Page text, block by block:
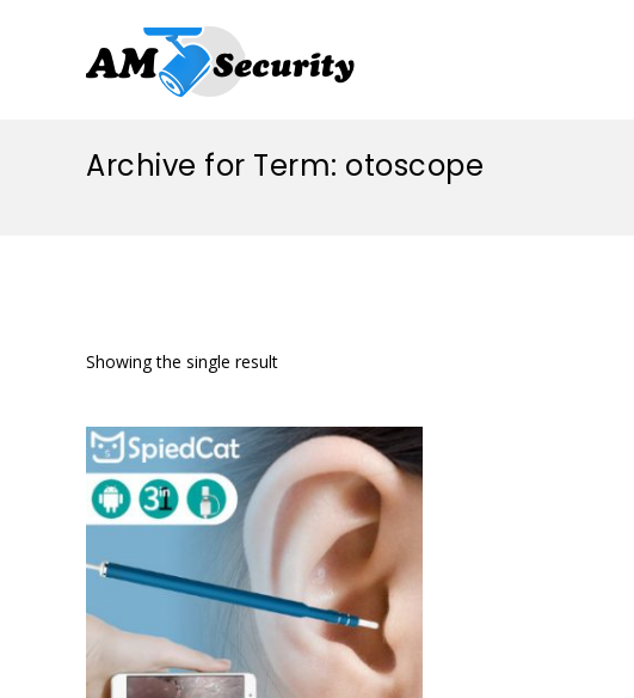
Archive for Term: otoscope
Showing the single result